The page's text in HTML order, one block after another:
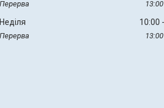
13:00
Неділя 10:00
13:00